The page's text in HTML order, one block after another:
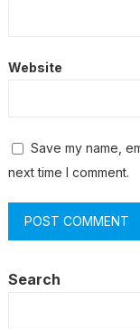
Website
Save my name,
next time I comment.
Search